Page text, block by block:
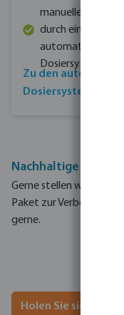
manuelle
durch ein
automatisches
Dosiersystem
Zu den
Dosiersystemen
Nachhaltige
Gerne stellen wir Ihnen
Paket zur Verbesserung
gerne.
Holen Sie sich Ihr